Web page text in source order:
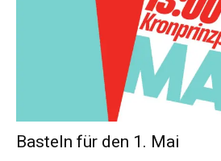
Basteln für den 1. Mai